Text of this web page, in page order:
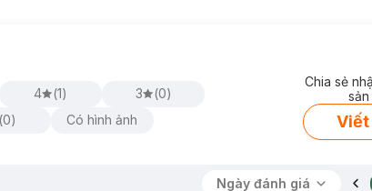
4 (1) 3 (0)
(0) Có hình ảnh
Chia sẻ
Viết
Ngày đánh giá